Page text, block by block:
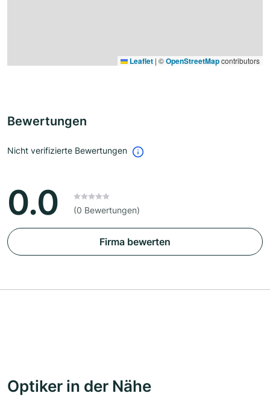
Leaflet | ©OpenStreetMapcontributors
Bewertungen
Nicht verifizierte Bewertungen
0.0 (0 Bewertungen)
Firma bewerten
Optiker in der Nähe